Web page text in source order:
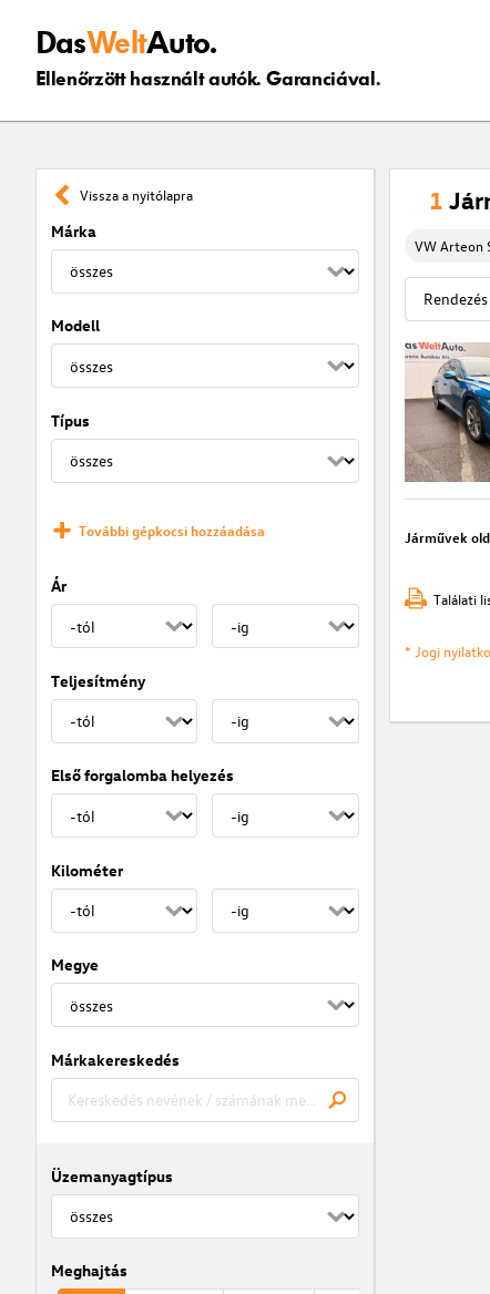
DasWeltAuto.
Ellenőrzött használt autók. Garanciával.
Vissza a nyitólapra
Márka
Modell
Típus
További gépkocsi hozzáadása
Ár
Teljesítmény
Első forgalomba helyezés
Kilométer
Megye
Márkakereskedés
Üzemanyagtípus
Meghajtás
1
VW Arteon
Járművek
Találati
* Jogi